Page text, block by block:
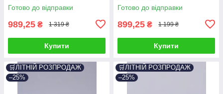
Готово до відправки
989,25 ₴ 1 319 ₴
Купити
Готово до відправки
899,25 ₴ 1 199 ₴
Купити
🛒ЛІТНІЙ РОЗПРОДАЖ
–25%
🛒ЛІТНІЙ РОЗПРОДАЖ
–25%